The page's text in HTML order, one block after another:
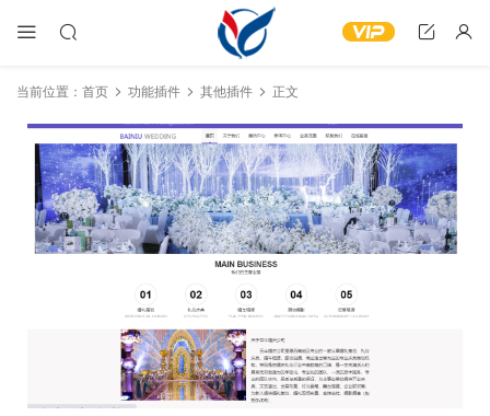
当前位置： 首页 功能插件 其他插件 正文